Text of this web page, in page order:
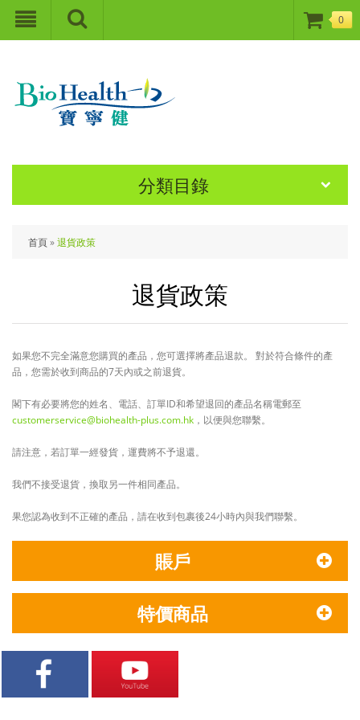
0
分類目錄
首頁»退貨政策
退貨政策
如果您不完全滿意您購買的產品，您可選擇將產品退款。 對於符合條件的產
品，您需於收到商品的7天內或之前退貨。
閣下有必要將您的姓名、電話、訂單ID和希望退回的產品名稱電郵至
customerservice@biohealth-plus.com.hk ，以便與您聯繫。
請注意，若訂單一經發貨，運費將不予退還。
我們不接受退貨，換取另一件相同產品。
果您認為收到不正確的產品，請在收到包裹後24小時內與我們聯繫。
賬戶
特價商品